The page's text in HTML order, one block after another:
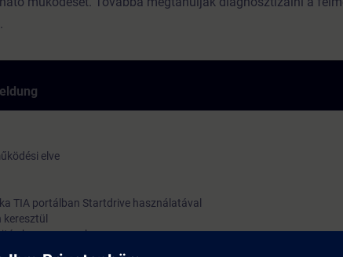
elve
TIA portálban Startdrive használatával
komponensek